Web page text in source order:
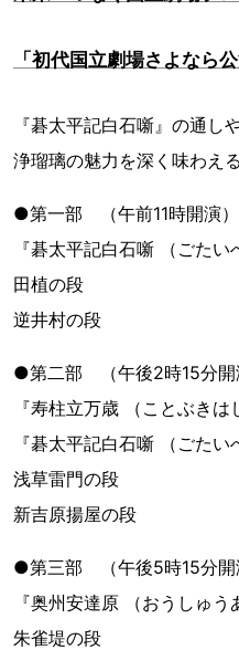
「初代国立劇場さよなら公
『碁太平記白石噺』の通し
浄瑠璃の魅力を深く味わえ
●第一部 （午前11時開演
『碁太平記白石噺 （ごたい
田植の段
逆井村の段
●第二部 （午後2時15分
『寿柱立万歳 （ことぶきは
『碁太平記白石噺 （ごたい
浅草雷門の段
新吉原揚屋の段
●第三部 （午後5時15分
『奥州安達原 （おうしゅう
朱雀堤の段